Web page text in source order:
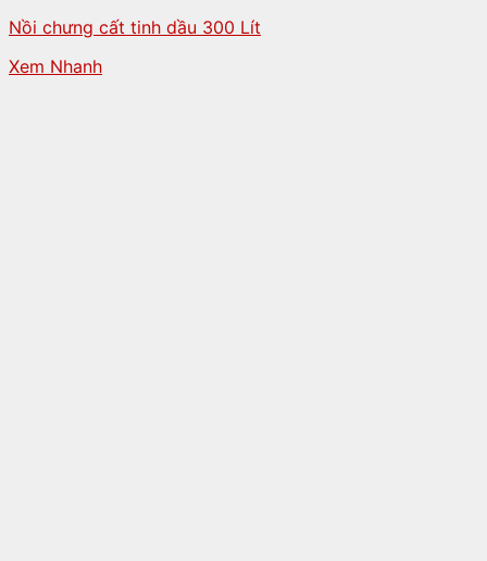
Nồi chưng cất tinh dầu 300 Lít
Xem Nhanh